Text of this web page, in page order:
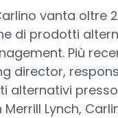
vanta oltre
di prodotti
Più
director,
alternativi presso
Lynch,